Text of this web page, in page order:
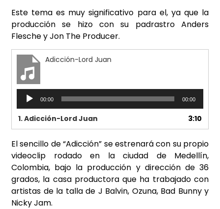
Este tema es muy significativo para el, ya que la
producción se hizo con su padrastro Anders
Flesche y Jon The Producer.
Adicción-Lord Juan
Reproductor
audio
00:00 00:00
1.Adicción-Lord Juan 3:10
El sencillo de “Adicción” se estrenará con su propio
videoclip rodado en la ciudad de Medellín,
Colombia, bajo la producción y dirección de 36
grados, la casa productora que ha trabajado con
artistas de la talla de J Balvin, Ozuna, Bad Bunny y
Nicky Jam.